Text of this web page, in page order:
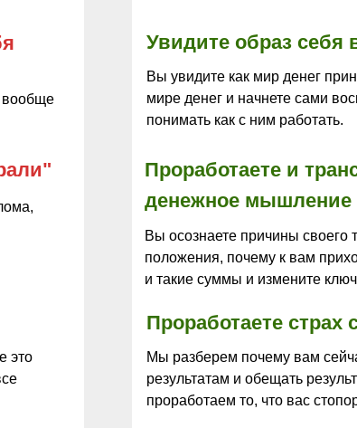
вообще
это
Вы увидите как мир денег
мире денег и начнете сами
понимать как с ним работать.
Увидите образ себя
Мы разберем почему вам
результатам и обещать
проработаем то, что вас
Проработаете страх
Вы осознаете причины своего
положения, почему к вам
и такие суммы и измените
Проработаете и
денежное мышление